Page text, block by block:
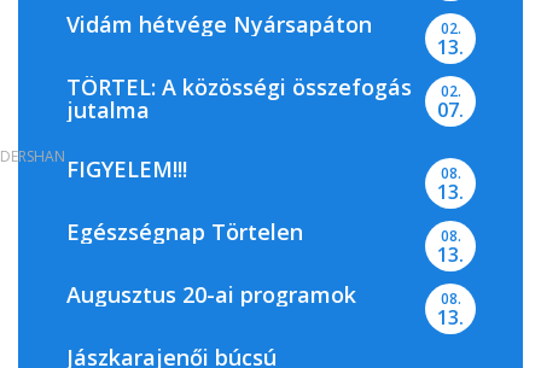
Vidám hétvége Nyársapáton 02.
13.
TÖRTEL: A közösségi összefogás
jutalma
02.
07.
FIGYELEM!!! 08.
13.
Egészségnap Törtelen 08.
13.
Augusztus 20-ai programok 08.
13.
Jászkarajenői búcsú
DERSHAN